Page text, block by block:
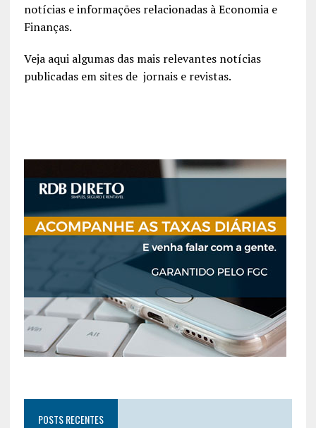
notícias e informações relacionadas à Economia e
Finanças.
Veja aqui algumas das mais relevantes notícias
publicadas em sites de jornais e revistas.
POSTS RECENTES